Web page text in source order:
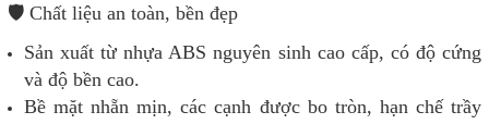
🛡️ Chất liệu an toàn, bền đẹp
Sản xuất từ nhựa ABS nguyên sinh cao cấp, có độ cứng
và độ bền cao.
Bề mặt nhẵn mịn, các cạnh được bo tròn, hạn chế trầy